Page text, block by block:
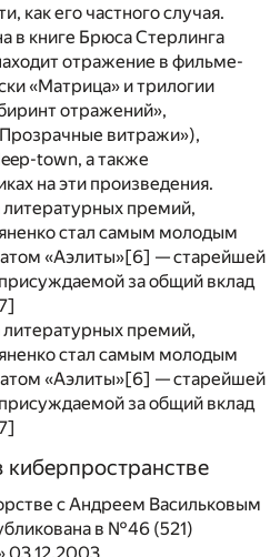
как его частного случая.
в книге Брюса Стерлинга
отражение в фильме-
«Матрица» и трилогии
отражений»,
витражи»),
town, а также
на эти произведения.
премий,
стал самым молодым
«Аэлиты»[6] — старейшей
за общий вклад
премий,
стал самым молодым
«Аэлиты»[6] — старейшей
за общий вклад
с Андреем Васильковым
в №46 (521)